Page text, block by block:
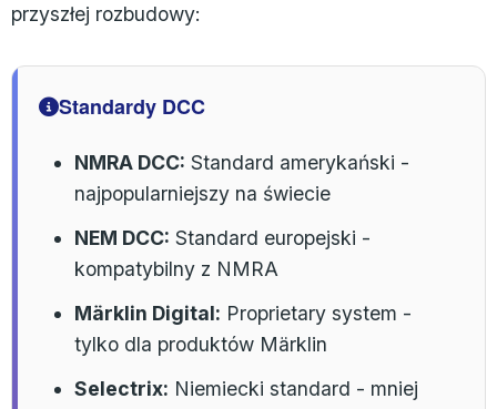
przyszłej rozbudowy:
Standardy DCC
NMRA DCC: Standard amerykański -
najpopularniejszy na świecie
NEM DCC: Standard europejski -
kompatybilny z NMRA
Märklin Digital: Proprietary system -
tylko dla produktów Märklin
Selectrix: Niemiecki standard - mniej